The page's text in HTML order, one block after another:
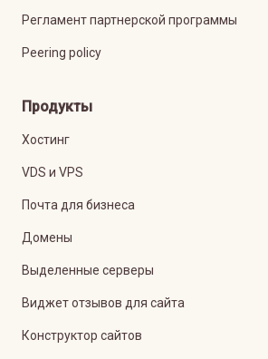
Регламент партнерской программы
Peering policy
Продукты
Хостинг
VDS и VPS
Почта для бизнеса
Домены
Выделенные серверы
Виджет отзывов для сайта
Конструктор сайтов